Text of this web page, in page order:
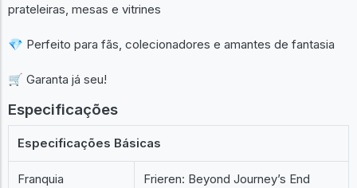
prateleiras, mesas e vitrines
💎 Perfeito para fãs, colecionadores e amantes de fantasia
🛒 Garanta já seu!
Especificações
Especificações Básicas
Franquia Frieren: Beyond Journey’s End